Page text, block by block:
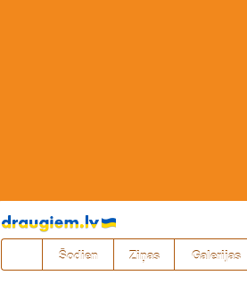
Pāriet
uz
saturu
Šodien Ziņas Galerijas